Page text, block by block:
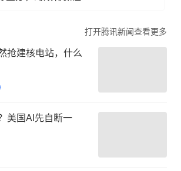
打开腾讯新闻查看更多
抢建核电站，什么
美国AI先自断一